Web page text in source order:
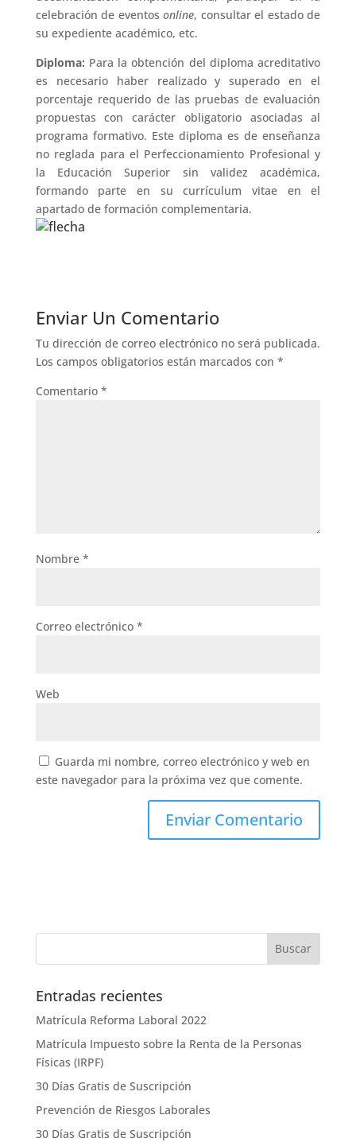
celebración de eventosonline, consultar el estado de
su expediente académico, etc.
Diploma: Para la obtención del diploma acreditativo
es necesario haber realizado y superado en el
porcentaje requerido de las pruebas de evaluación
propuestas con carácter obligatorio asociadas al
programa formativo. Este diploma es de enseñanza
no reglada para el Perfeccionamiento Profesional y
la Educación Superior sin validez académica,
formando parte en su currículum vitae en el
apartado de formación complementaria.
Enviar Un Comentario
Tu dirección de correo electrónico no será publicada.
Los campos obligatorios están marcados con *
Comentario *
Nombre *
Correo electrónico *
Web
Guarda mi nombre, correo electrónico y web en
este navegador para la próxima vez que comente.
Entradas recientes
Matrícula Reforma Laboral 2022
Matrícula Impuesto sobre la Renta de la Personas
Físicas (IRPF)
30 Días Gratis de Suscripción
Prevención de Riesgos Laborales
30 Días Gratis de Suscripción